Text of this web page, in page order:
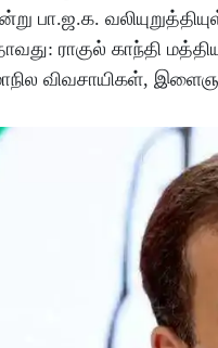
பா.ஜ.க.
ராகுல் காந்தி
விவசாயிகள்,